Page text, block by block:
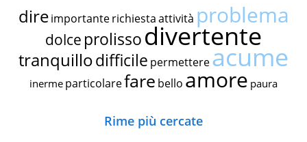
dire importante richiestaattività problema
dolce prolissodivertente
tranquillodifficile permettereacume
inerme particolarefare bello amore paura
Rime più cercate